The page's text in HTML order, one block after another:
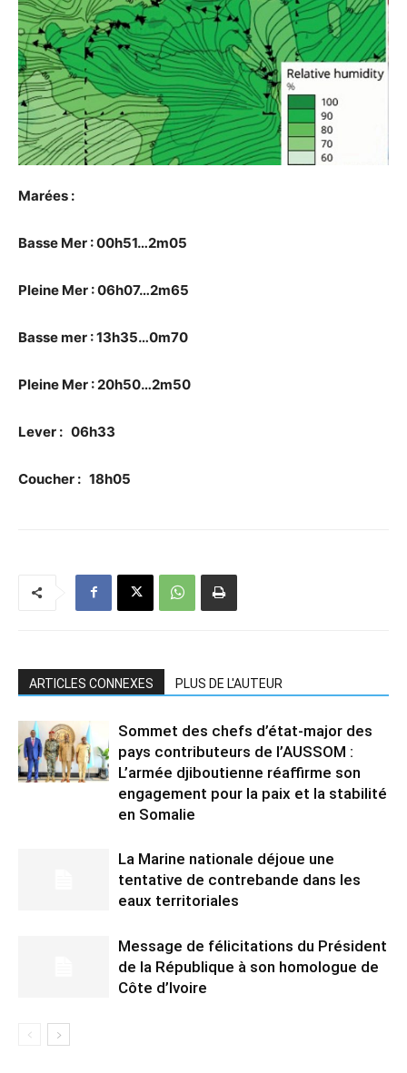
Marées :
Basse Mer : 00h51…2m05
Pleine Mer : 06h07…2m65
Basse mer : 13h35…0m70
Pleine Mer : 20h50…2m50
Lever : 06h33
Coucher : 18h05
ARTICLES CONNEXES PLUS DE L'AUTEUR
Sommet des chefs d’état-major des
pays contributeurs de l’AUSSOM :
L’armée djiboutienne réaffirme son
engagement pour la paix et la stabilité
en Somalie
La Marine nationale déjoue une
tentative de contrebande dans les
eaux territoriales
Message de félicitations du Président
de la République à son homologue de
Côte d’Ivoire